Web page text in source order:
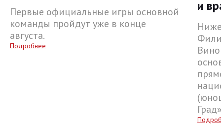
Первые официальные игры основной
команды пройдут уже в конце
августа.
Подробнее
и